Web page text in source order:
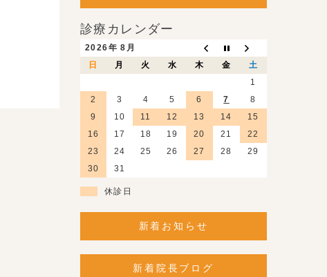
診療カレンダー
2026年 8月
日
月 火 水 木 金
土
1
2
3 4 5 6 7
8
9
10 11 12 13 14
15
16
17 18 19 20 21
22
23
24 25 26 27 28
29
30
31
休診日
新着お知らせ
新着院長ブログ